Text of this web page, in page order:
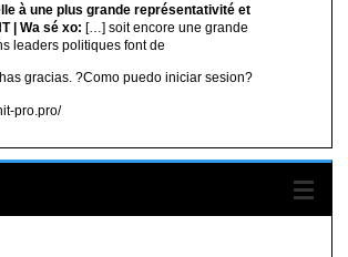
à une plus grande représentativité et
| Wa sé xo: […] soit encore une grande
leaders politiques font de
gracias. ?Como puedo iniciar sesion?
pro.pro/